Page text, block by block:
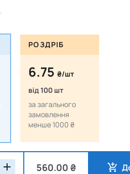
РОЗДРІБ
6.75₴/шт
від 100 шт
за загального
замовлення
менше 1000 ₴
560.00 ₴